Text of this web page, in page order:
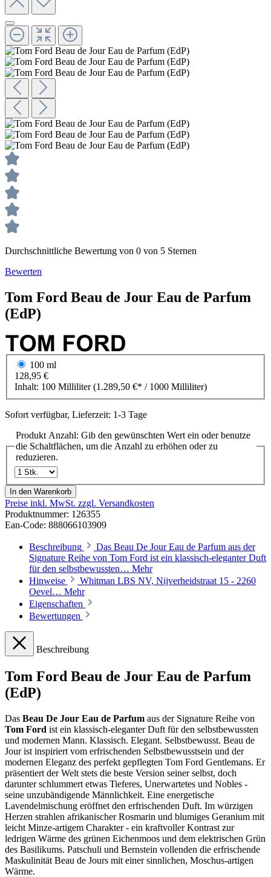
Durchschnittliche Bewertung von 0 von 5 Sternen
Bewerten
Tom Ford Beau de Jour Eau de Parfum
(EdP)
100 ml
128,95 €
Inhalt: 100 Milliliter(1.289,50 €* / 1000 Milliliter)
Sofort verfügbar, Lieferzeit: 1-3 Tage
Produkt Anzahl: Gib den gewünschten Wert ein oder benutze
die Schaltflächen, um die Anzahl zu erhöhen oder zu
reduzieren.
In den Warenkorb
Preise inkl. MwSt. zzgl. Versandkosten
Produktnummer: 126355
Ean-Code: 888066103909
Beschreibung
Das Beau De Jour Eau de Parfum aus der
Signature Reihe von Tom Ford ist ein klassisch-eleganter Duft
für den selbstbewussten… Mehr
Hinweise
Whitman LBS NV, Nijverheidstraat 15 - 2260
Oevel… Mehr
Eigenschaften
Bewertungen
Beschreibung
Tom Ford Beau de Jour Eau de Parfum
(EdP)
Das Beau De Jour Eau de Parfum aus der Signature Reihe von
Tom Ford ist ein klassisch-eleganter Duft für den selbstbewussten
und modernen Mann. Klassisch. Elegant. Selbstbewusst. Beau de
Jour ist inspiriert vom erfrischenden Selbstbewusstsein und der
modernen Eleganz des perfekt gepflegten Tom Ford Gentlemans. Er
präsentiert der Welt stets die beste Version seiner selbst, doch
darunter schlummert etwas Tieferes, Unerwartetes und Nobles -
seine unzubändigende Männlichkeit. Eine energetische
Lavendelmischung eröffnet den erfrischenden Duft. Im würzigen
Herzen strahlen afrikanischer Rosmarin und blumiges Geranium mit
leicht Minze-artigem Charakter - ein kraftvoller Kontrast zur
ledrigen Wärme des grünen Eichenmoos und dem elektrischen Grün
des Basilikums. Patschuli und Bernstein vollenden die erfrischende
Maskulinität Beau de Jours mit einer sinnlichen, Moschus-artigen
Wärme.